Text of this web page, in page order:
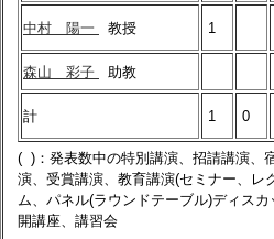
中村 陽一 教授 1
森山 彩子
助教
計 1 0
( )：発表数中の特別講演、招請講演、
演、受賞講演、教育講演(セミナー、レ
ム、パネル(ラウンドテーブル)ディス
開講座、講習会